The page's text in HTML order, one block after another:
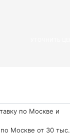
по Москве и
по Москве от 30 тыс.